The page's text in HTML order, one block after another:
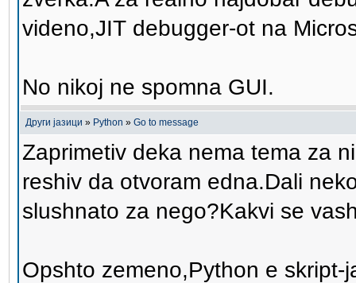
videno,JIT debugger-ot na
No nikoj ne spomna GUI.
Други јазици » Python » Go to message
Zaprimetiv deka nema tema za
reshiv da otvoram edna.Dali
slushnato za nego?Kakvi se
Opshto zemeno,Python e